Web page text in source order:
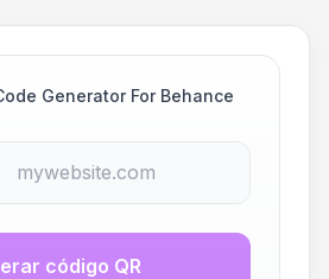
Generator For Behance
código QR